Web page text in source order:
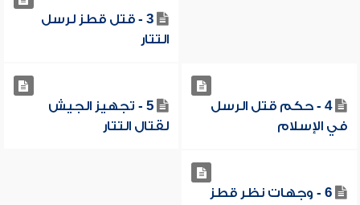
3 - قتل قطز لرسل
التتار
4 - حكم قتل الرسل
في الإسلام
5 - تجهيز الجيش
لقتال التتار
6 - وجهات نظر قطز